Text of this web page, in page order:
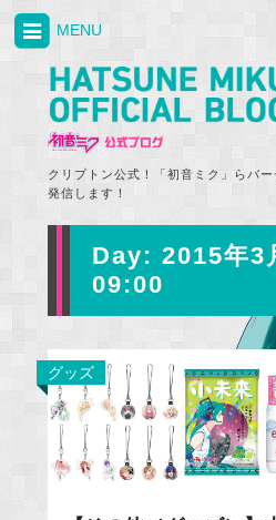
クリプトン公式！「初音ミク」らバ
発信します！
MENU
Day: 2015年3
09:00
グッズ